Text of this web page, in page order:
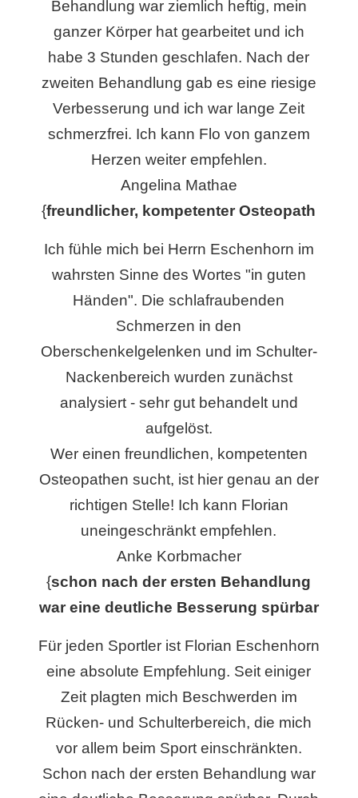
Behandlung war ziemlich heftig, mein
ganzer Körper hat gearbeitet und ich
habe 3 Stunden geschlafen. Nach der
zweiten Behandlung gab es eine riesige
Verbesserung und ich war lange Zeit
schmerzfrei. Ich kann Flo von ganzem
Herzen weiter empfehlen.
Angelina Mathae
{freundlicher, kompetenter Osteopath
Ich fühle mich bei Herrn Eschenhorn im
wahrsten Sinne des Wortes "in guten
Händen". Die schlafraubenden
Schmerzen in den
Oberschenkelgelenken und im Schulter-
Nackenbereich wurden zunächst
analysiert - sehr gut behandelt und
aufgelöst.
Wer einen freundlichen, kompetenten
Osteopathen sucht, ist hier genau an der
richtigen Stelle! Ich kann Florian
uneingeschränkt empfehlen.
Anke Korbmacher
{schon nach der ersten Behandlung
war eine deutliche Besserung spürbar
Für jeden Sportler ist Florian Eschenhorn
eine absolute Empfehlung. Seit einiger
Zeit plagten mich Beschwerden im
Rücken- und Schulterbereich, die mich
vor allem beim Sport einschränkten.
Schon nach der ersten Behandlung war